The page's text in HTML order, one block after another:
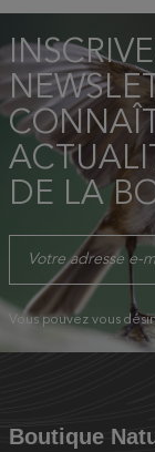
DE LA
Vous pouvez vous
Boutique